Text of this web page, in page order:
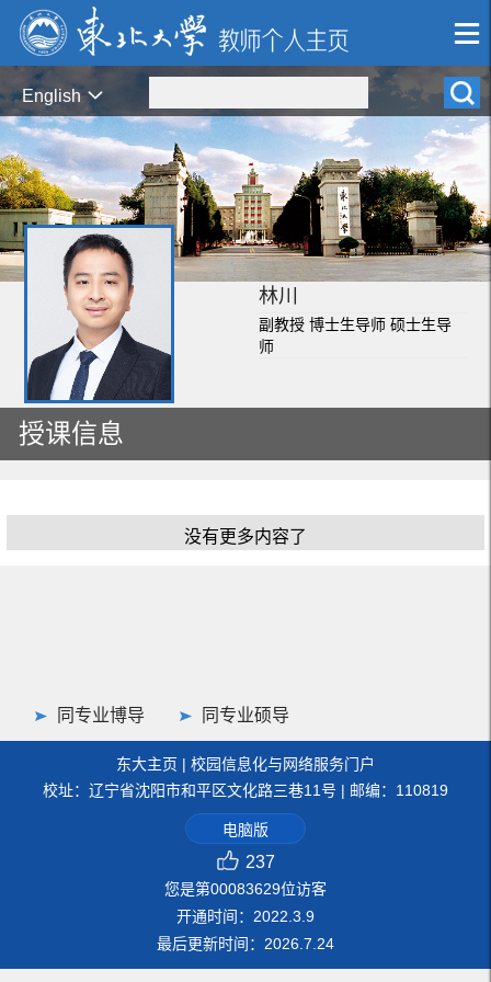
English
林川
副教授 博士生导师 硕士生导
师
授课信息
没有更多内容了
同专业博导 同专业硕导
东大主页 | 校园信息化与网络服务门户
校址：辽宁省沈阳市和平区文化路三巷11号 | 邮编：110819
电脑版
237
您是第00083629位访客
开通时间： 2022 3 9
最后更新时间： 2026 7 24